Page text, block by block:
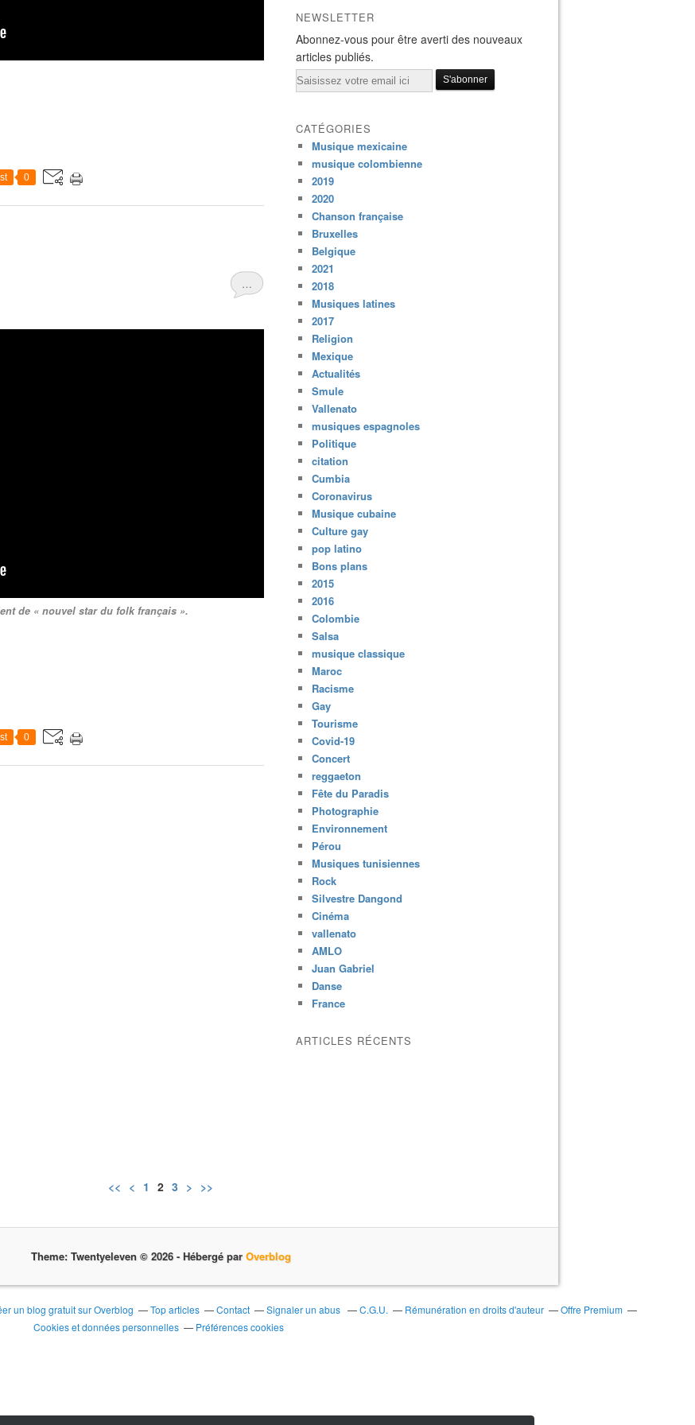
0
…
de « nouvel star du folk français ».
0
NEWSLETTER
Abonnez-vous pour être averti des nouveaux
articles publiés.
Email
CATÉGORIES
Musique mexicaine
musique colombienne
2019
2020
Chanson française
Bruxelles
Belgique
2021
2018
Musiques latines
2017
Religion
Mexique
Actualités
Smule
Vallenato
musiques espagnoles
Politique
citation
Cumbia
Coronavirus
Musique cubaine
Culture gay
pop latino
Bons plans
2015
2016
Colombie
Salsa
musique classique
Maroc
Racisme
Gay
Tourisme
Covid-19
Concert
reggaeton
Fête du Paradis
Photographie
Environnement
Pérou
Musiques tunisiennes
Rock
Silvestre Dangond
Cinéma
vallenato
AMLO
Juan Gabriel
Danse
France
ARTICLES RÉCENTS
<< < 1 2 3 > >>
Theme: Twentyeleven © 2026 - Hébergé par Overblog
un blog gratuit sur Overblog Top articles Contact Signaler un abus C.G.U. Rémunération en droits d'auteur
Offre Premium
Cookies et données personnelles
Préférences cookies